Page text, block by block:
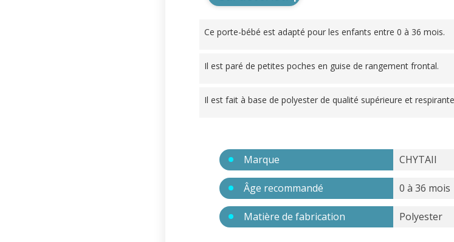
Ce porte-bébé est adapté pour les enfants entre 0 à 36 mois.
Il est paré de petites poches en guise de rangement frontal.
Il est fait à base de polyester de qualité supérieure et
Marque CHYTAII
Âge recommandé 0 à 36 mois
Matière de fabrication Polyester